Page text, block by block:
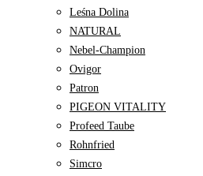
Leśna Dolina
NATURAL
Nebel-Champion
Ovigor
Patron
PIGEON VITALITY
Profeed Taube
Rohnfried
Simcro